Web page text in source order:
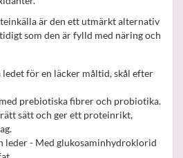
är den ett utmärkt alternativ
som den är fylld med näring och
för en läcker måltid, skål efter
prebiotiska fibrer och probiotika.
sätt och ger ett proteinrikt,
leder - Med glukosaminhydroklorid